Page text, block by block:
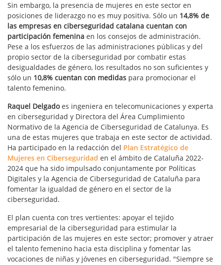
Sin embargo, la presencia de mujeres en este sector en
posiciones de liderazgo no es muy positiva. Sólo un 14,8% de
las empresas en ciberseguridad catalana cuentan con
participación femenina en los consejos de administración.
Pese a los esfuerzos de las administraciones públicas y del
propio sector de la ciberseguridad por combatir estas
desigualdades de género, los resultados no son suficientes y
sólo un 10,8% cuentan con medidas para promocionar el
talento femenino.
Raquel Delgadoes ingeniera en telecomunicaciones y experta
en ciberseguridad y Directora del Área Cumplimiento
Normativo de la Agencia de Ciberseguridad de Catalunya. Es
una de estas mujeres que trabaja en este sector de actividad.
Ha participado en la redacción del Plan Estratégico de
Mujeres en Ciberseguridad en el ámbito de Cataluña 2022-
2024 que ha sido impulsado conjuntamente por Políticas
Digitales y la Agencia de Ciberseguridad de Cataluña para
fomentar la igualdad de género en el sector de la
ciberseguridad.
El plan cuenta con tres vertientes: apoyar el tejido
empresarial de la ciberseguridad para estimular la
participación de las mujeres en este sector; promover y atraer
el talento femenino hacia esta disciplina y fomentar las
vocaciones de niñas y jóvenes en ciberseguridad. "Siempre se